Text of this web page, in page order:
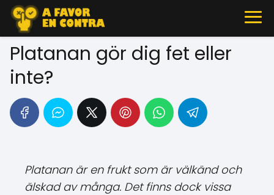
Platanan gör dig fet eller
inte?
Platanan är en frukt som är välkänd och
älskad av många. Det finns dock vissa